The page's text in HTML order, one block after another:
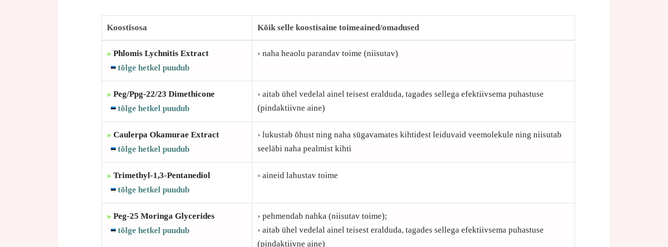
Koostisosa Kõik selle koostisaine toimeained/omadused
» Phlomis Lychnitis Extract
tõlge hetkel puudub
› naha heaolu parandav toime (niisutav)
» Peg/Ppg-22/23 Dimethicone
tõlge hetkel puudub
› aitab ühel vedelal ainel teisest eralduda, tagades sellega efektiivsema puhastuse
(pindaktiivne aine)
» Caulerpa Okamurae Extract
tõlge hetkel puudub
› lukustab õhust ning naha sügavamates kihtidest leiduvaid veemolekule ning niisutab
seeläbi naha pealmist kihti
» Trimethyl-1,3-Pentanediol
tõlge hetkel puudub
› aineid lahustav toime
» Peg-25 Moringa Glycerides
tõlge hetkel puudub
› pehmendab nahka (niisutav toime);
› aitab ühel vedelal ainel teisest eralduda, tagades sellega efektiivsema puhastuse
(pindaktiivne aine)